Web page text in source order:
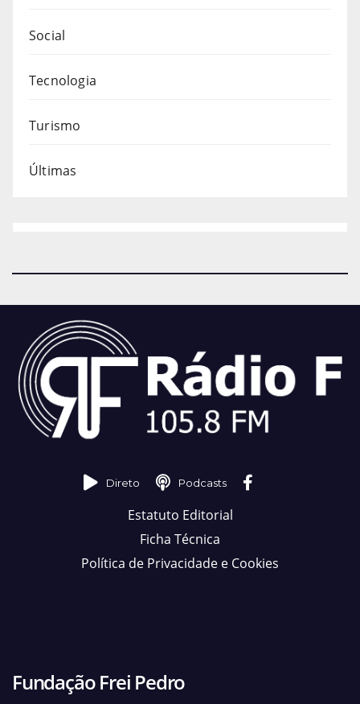
Social
Tecnologia
Turismo
Últimas
Direto Podcasts
Estatuto Editorial
Ficha Técnica
Política de Privacidade e Cookies
Fundação Frei Pedro